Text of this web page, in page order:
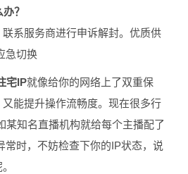
？
系服务商进行申诉解封。优质供
急切换
宅IP就像给你的网络上了双重保
能提升操作流畅度。现在很多行
某知名直播机构就给每个主播配了
常时，不妨检查下你的IP状态，说